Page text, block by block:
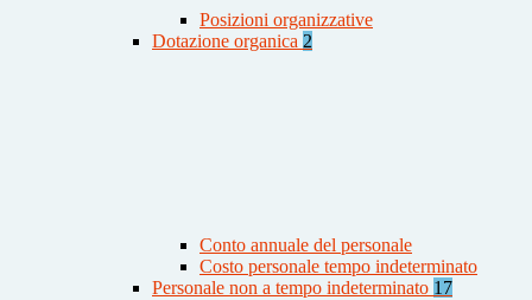
Posizioni organizzative
Dotazione organica 2
Conto annuale del personale
Costo personale tempo indeterminato
Personale non a tempo indeterminato 17